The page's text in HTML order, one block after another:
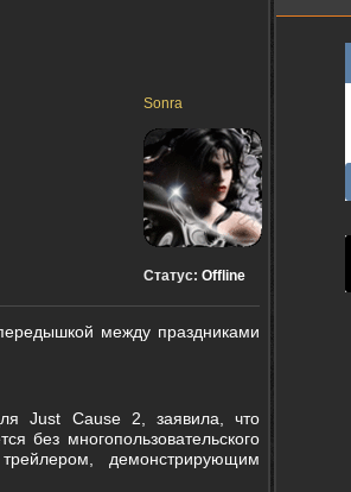
Sonra
Статус: Offline
между праздниками
Just Cause 2, заявила, что
без многопользовательского
демонстрирующим